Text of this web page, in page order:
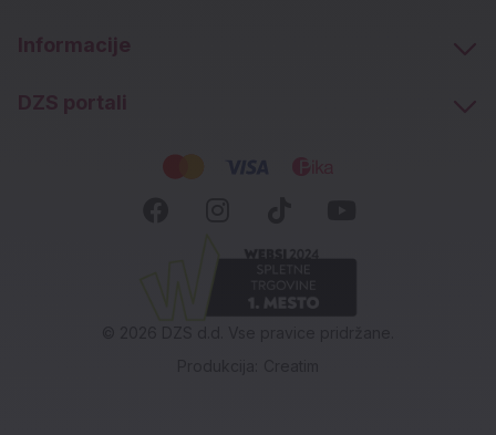
Informacije
DZS portali